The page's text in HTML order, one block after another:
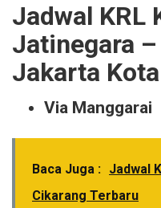
Jadwal KRL
Jatinegara
Jakarta Kota
Via Manggarai
Baca Juga : Jadwal
Cikarang Terbaru